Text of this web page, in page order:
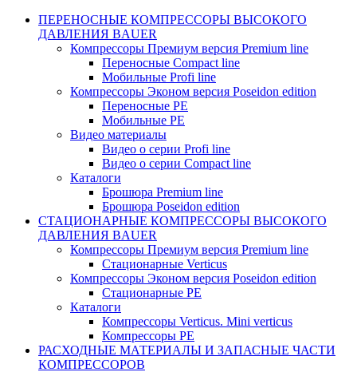
ПЕРЕНОСНЫЕ КОМПРЕССОРЫ ВЫСОКОГО
ДАВЛЕНИЯ BAUER
Компрессоры Премиум версия Premium line
Переносные Compact line
Мобильные Profi line
Компрессоры Эконом версия Poseidon edition
Переносные PE
Мобильные PE
Видео материалы
Видео о серии Profi line
Видео о серии Compact line
Каталоги
Брошюра Premium line
Брошюра Poseidon edition
СТАЦИОНАРНЫЕ КОМПРЕССОРЫ ВЫСОКОГО
ДАВЛЕНИЯ BAUER
Компрессоры Премиум версия Premium line
Стационарные Verticus
Компрессоры Эконом версия Poseidon edition
Стационарные PE
Каталоги
Компрессоры Verticus. Mini verticus
Компрессоры PE
РАСХОДНЫЕ МАТЕРИАЛЫ И ЗАПАСНЫЕ ЧАСТИ
КОМПРЕССОРОВ